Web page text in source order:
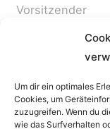
Um dir ein optimales
Cookies, um
zuzugreifen. Wenn du
wie das Surfverhalten
Vorsitzender